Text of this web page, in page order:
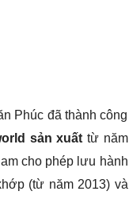
Phúc đã thành công
sản xuất từ năm
cho phép lưu hành
(từ năm 2013) và